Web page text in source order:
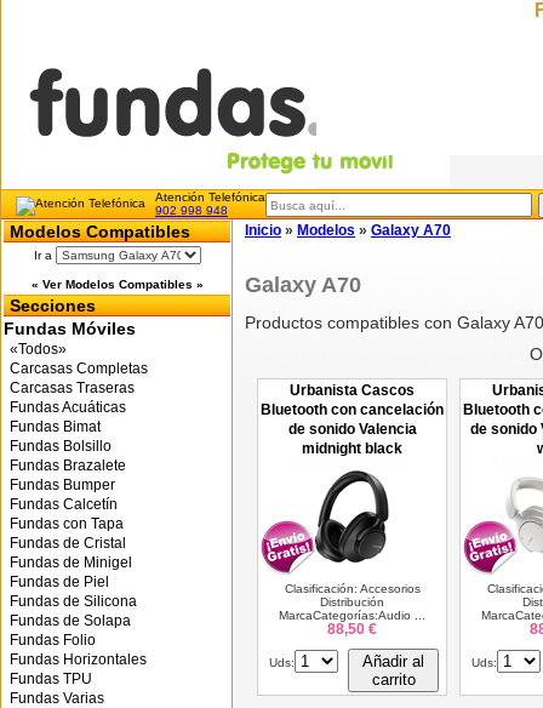
Atención Telefónica
902 998 948
Modelos Compatibles
Ir a
« Ver Modelos Compatibles »
Secciones
Fundas Móviles
«Todos»
Carcasas Completas
Carcasas Traseras
Fundas Acuáticas
Fundas Bimat
Fundas Bolsillo
Fundas Brazalete
Fundas Bumper
Fundas Calcetín
Fundas con Tapa
Fundas de Cristal
Fundas de Minigel
Fundas de Piel
Fundas de Silicona
Fundas de Solapa
Fundas Folio
Fundas Horizontales
Fundas TPU
Fundas Varias
Inicio » Modelos » Galaxy A70
Galaxy A70
Productos compatibles con Galaxy A70
Urbanista Cascos
Bluetooth con cancelación
de sonido Valencia
midnight black
Clasificación: Accesorios
Distribución
MarcaCategorías:Audio ...
88,50 €
Uds:
Añadir al
carrito
Bluetooth
de sonido
Uds: